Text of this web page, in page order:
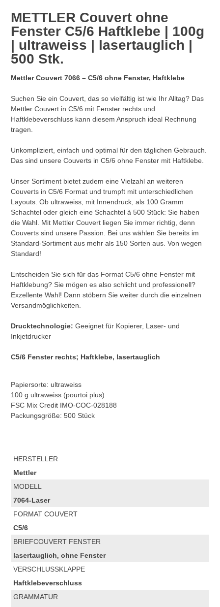
METTLER Couvert ohne
Fenster C5/6 Haftklebe | 100g
| ultraweiss | lasertauglich |
500 Stk.
Mettler Couvert 7066 – C5/6 ohne Fenster, Haftklebe
Suchen Sie ein Couvert, das so vielfältig ist wie Ihr Alltag? Das
Mettler Couvert in C5/6 mit Fenster rechts und
Haftklebeverschluss kann diesem Anspruch ideal Rechnung
tragen.
Unkompliziert, einfach und optimal für den täglichen Gebrauch.
Das sind unsere Couverts in C5/6 ohne Fenster mit Haftklebe.
Unser Sortiment bietet zudem eine Vielzahl an weiteren
Couverts in C5/6 Format und trumpft mit unterschiedlichen
Layouts. Ob ultraweiss, mit Innendruck, als 100 Gramm
Schachtel oder gleich eine Schachtel à 500 Stück: Sie haben
die Wahl. Mit Mettler Couvert liegen Sie immer richtig, denn
Couverts sind unsere Passion. Bei uns wählen Sie bereits im
Standard-Sortiment aus mehr als 150 Sorten aus. Von wegen
Standard!
Entscheiden Sie sich für das Format C5/6 ohne Fenster mit
Haftklebung? Sie mögen es also schlicht und professionell?
Exzellente Wahl! Dann stöbern Sie weiter durch die einzelnen
Versandmöglichkeiten.
Drucktechnologie:Geeignet für Kopierer, Laser- und
Inkjetdrucker
C5/6 Fenster rechts; Haftklebe, lasertauglich
Papiersorte: ultraweiss
100 g ultraweiss (pourtoi plus)
FSC Mix Credit IMO-COC-028188
Packungsgröße: 500 Stück
HERSTELLER
Mettler
MODELL
7064-Laser
FORMAT COUVERT
C5/6
BRIEFCOUVERT FENSTER
lasertauglich, ohne Fenster
VERSCHLUSSKLAPPE
Haftklebeverschluss
GRAMMATUR